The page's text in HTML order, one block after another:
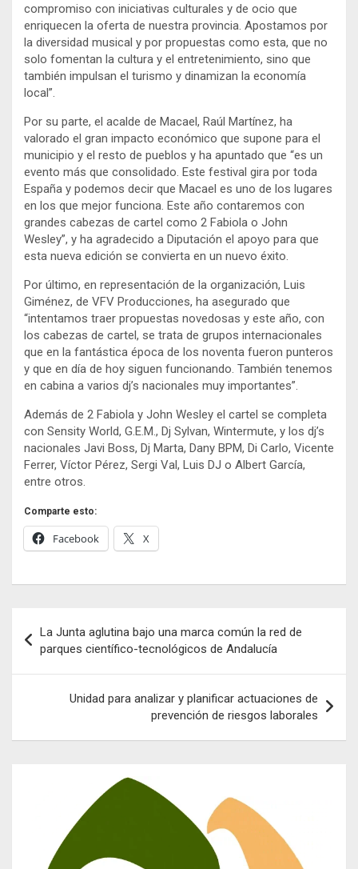
compromiso con iniciativas culturales y de ocio que
enriquecen la oferta de nuestra provincia. Apostamos por
la diversidad musical y por propuestas como esta, que no
solo fomentan la cultura y el entretenimiento, sino que
también impulsan el turismo y dinamizan la economía
local”.
Por su parte, el acalde de Macael, Raúl Martínez, ha
valorado el gran impacto económico que supone para el
municipio y el resto de pueblos y ha apuntado que “es un
evento más que consolidado. Este festival gira por toda
España y podemos decir que Macael es uno de los lugares
en los que mejor funciona. Este año contaremos con
grandes cabezas de cartel como 2 Fabiola o John
Wesley”, y ha agradecido a Diputación el apoyo para que
esta nueva edición se convierta en un nuevo éxito.
Por último, en representación de la organización, Luis
Giménez, de VFV Producciones, ha asegurado que
“intentamos traer propuestas novedosas y este año, con
los cabezas de cartel, se trata de grupos internacionales
que en la fantástica época de los noventa fueron punteros
y que en día de hoy siguen funcionando. También tenemos
en cabina a varios dj’s nacionales muy importantes”.
Además de 2 Fabiola y John Wesley el cartel se completa
con Sensity World, G.E.M., Dj Sylvan, Wintermute, y los dj’s
nacionales Javi Boss, Dj Marta, Dany BPM, Di Carlo, Vicente
Ferrer, Víctor Pérez, Sergi Val, Luis DJ o Albert García,
entre otros.
Comparte esto:
Facebook X
de
entradas
La Junta aglutina bajo una marca común la red de
parques científico-tecnológicos de Andalucía
Unidad para analizar y planificar actuaciones de
prevención de riesgos laborales